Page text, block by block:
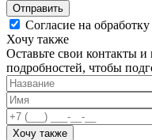
Отправить
Согласие на
Хочу также
Оставьте свои контакты
подробностей, чтобы
Хочу также